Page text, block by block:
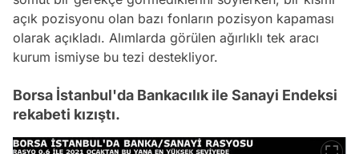
açık pozisyonu olan bazı fonların pozisyon kapaması
olarak açıkladı. Alımlarda görülen ağırlıklı tek aracı
kurum ismiyse bu tezi destekliyor.
Borsa İstanbul'da Bankacılık ile Sanayi Endeksi
rekabeti kızıştı.